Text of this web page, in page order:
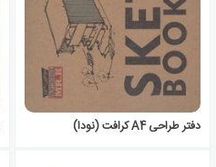
دفتر طراحی A4 کرافت (نودا)